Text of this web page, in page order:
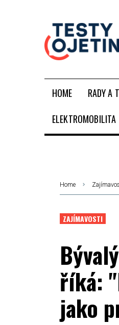
HOME RADY A
ELEKTROMOBILITA
Home
ZAJÍMAVOSTI
říká:
jako